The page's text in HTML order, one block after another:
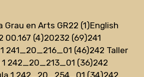
Grau en Arts GR22 (1)English
00.167 (4)20232 (69)241
241_20_216_01 (46)242 Taller
242_20_213_01 (36)242